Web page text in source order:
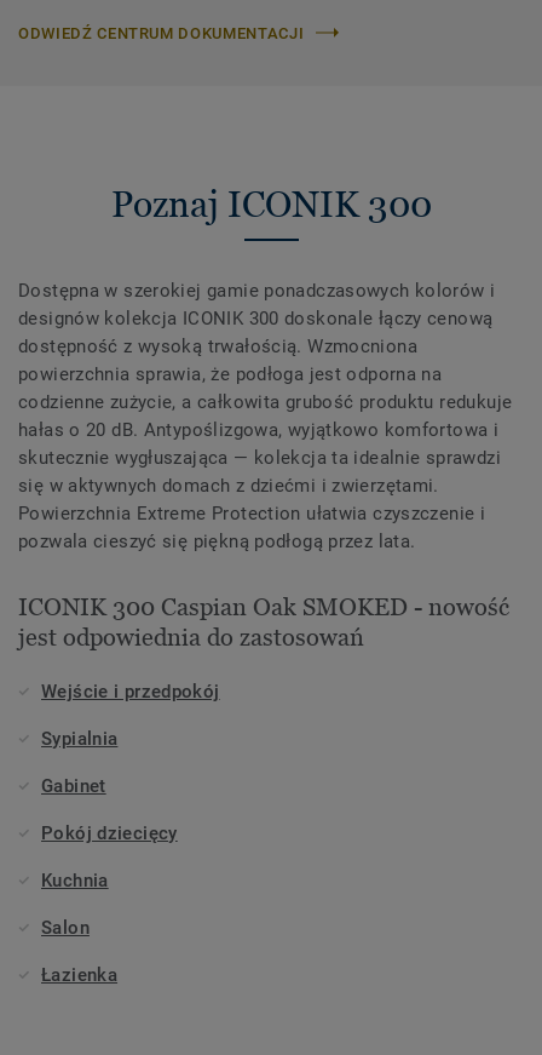
ODWIEDŹ CENTRUM DOKUMENTACJI
Poznaj ICONIK 300
Dostępna w szerokiej gamie ponadczasowych kolorów i
designów kolekcja ICONIK 300 doskonale łączy cenową
dostępność z wysoką trwałością. Wzmocniona
powierzchnia sprawia, że podłoga jest odporna na
codzienne zużycie, a całkowita grubość produktu redukuje
hałas o 20 dB. Antypoślizgowa, wyjątkowo komfortowa i
skutecznie wygłuszająca — kolekcja ta idealnie sprawdzi
się w aktywnych domach z dziećmi i zwierzętami.
Powierzchnia Extreme Protection ułatwia czyszczenie i
pozwala cieszyć się piękną podłogą przez lata.
ICONIK 300 Caspian Oak SMOKED - nowość
jest odpowiednia do zastosowań
Wejście i przedpokój
Sypialnia
Gabinet
Pokój dziecięcy
Kuchnia
Salon
Łazienka